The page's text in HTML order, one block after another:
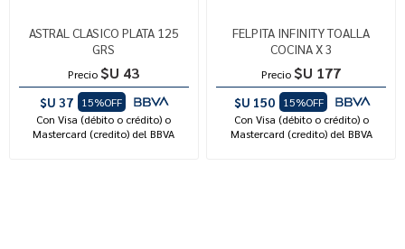
ASTRAL CLASICO PLATA 125
GRS
Precio $U 43
$U 37
15%OFF
Con Visa (débito o crédito) o
Mastercard (credito) del BBVA
FELPITA INFINITY TOALLA
COCINA X 3
Precio $U 177
$U 150
15%OFF
Con Visa (débito o crédito) o
Mastercard (credito) del BBVA